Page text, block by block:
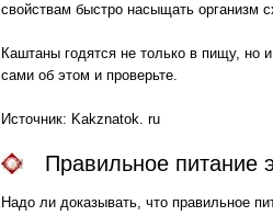
свойствам быстро насыщать организм
Каштаны годятся не только в пищу, но
сами об этом и проверьте.
Источник: Kakznatok. ru
Правильное питание
Надо ли доказывать, что правильное